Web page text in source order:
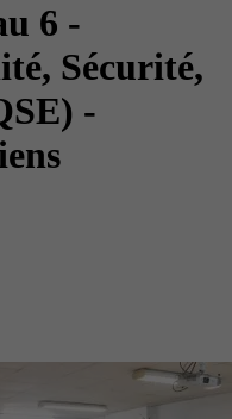
6 -
Sécurité,
-